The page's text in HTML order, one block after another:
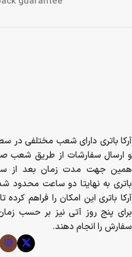
آرکا باتری دارای شعب مختلفی
و ارسال سفارشات از طریق شعب
همین جهت مدت زمان بعد از
باتری به نهایتا دو ساعت محدود
آرکا باتری این امکان را فراهم کرده
برای پنج روز آتی نیز بر حسب
سفارش را انجام دهند.